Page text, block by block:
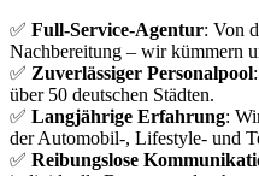
✅ Full-Service-Agentur: Von
Nachbereitung – wir kümmern
✅ Zuverlässiger Personalpool
über 50 deutschen Städten.
✅ Langjährige Erfahrung:
der Automobil-, Lifestyle- und
✅ Reibungslose